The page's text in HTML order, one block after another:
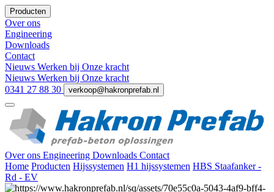
Producten
Over ons
Engineering
Downloads
Contact
Nieuws Werken bij Onze kracht
Nieuws Werken bij Onze kracht
0341 27 88 30
verkoop@hakronprefab.nl
Over ons Engineering Downloads Contact
Home Producten Hijssystemen H1 hijssystemen HBS Staafanker -
Rd - EV